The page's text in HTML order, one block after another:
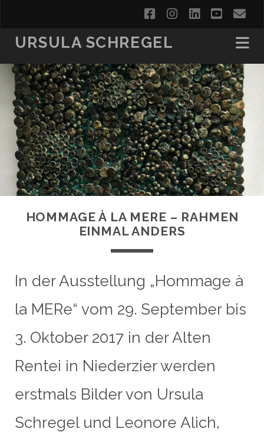
facebookinstagram
linkedin
URSULA SCHREGEL
HOMMAGE À LA MERE – RAHMEN
EINMAL ANDERS
In der Ausstellung „Hommage à
la MERe“ vom 29. September bis
3. Oktober 2017 in der Alten
Rentei in Niederzier werden
erstmals Bilder von Ursula
Schregel und Leonore Alich,